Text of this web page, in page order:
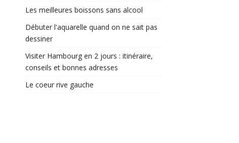
Les meilleures boissons sans alcool
Débuter l'aquarelle quand on ne sait pas
dessiner
Visiter Hambourg en 2 jours : itinéraire,
conseils et bonnes adresses
Le coeur rive gauche